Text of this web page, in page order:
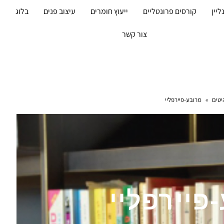
קורסים פרונטליים ייעוץ חומרים עיצוב פנים בלוג
צור קשר
» מרובע-פיירפליי